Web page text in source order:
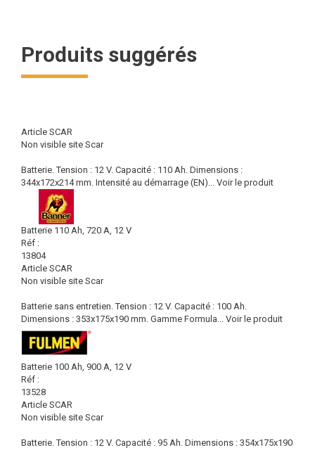
Produits suggérés
Article SCAR
Non visible site Scar
Batterie. Tension : 12 V. Capacité : 110 Ah. Dimensions :
344x172x214 mm. Intensité au démarrage (EN)... Voir le produit
Batterie 110 Ah, 720 A, 12 V
Réf :
13804
Article SCAR
Non visible site Scar
Batterie sans entretien. Tension : 12 V. Capacité : 100 Ah.
Dimensions : 353x175x190 mm. Gamme Formula... Voir le produit
Batterie 100 Ah, 900 A, 12 V
Réf :
13528
Article SCAR
Non visible site Scar
Batterie. Tension : 12 V. Capacité : 95 Ah. Dimensions : 354x175x190